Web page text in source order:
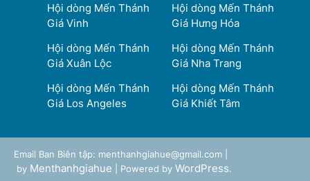
Hội dòng Mến Thánh
Giá Vinh
Hội dòng Mến Thánh
Giá Hưng Hóa
Hội dòng Mến Thánh
Giá Xuân Lộc
Hội dòng Mến Thánh
Giá Nha Trang
Hội dòng Mến Thánh
Giá Los Angeles
Hội dòng Mến Thánh
Giá Khiết Tâm
Email Ban Biên tập: menthanhgiahue@gmail.com |
by Menthanhgiahue | Powered by WordPress.